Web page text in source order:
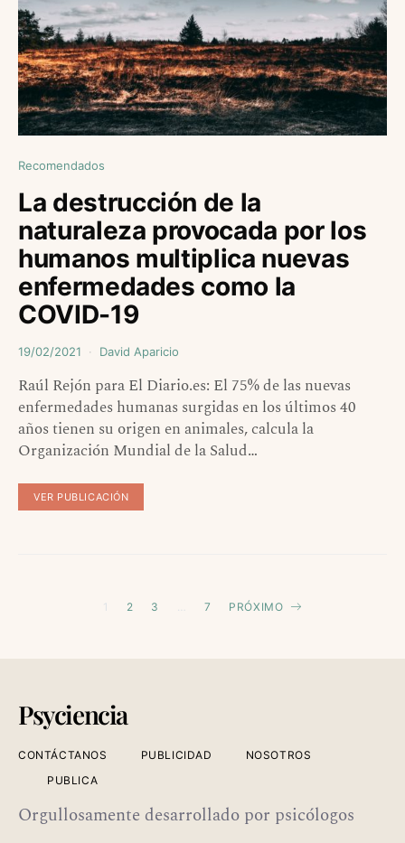
Recomendados
La destrucción de la
naturaleza provocada por los
humanos multiplica nuevas
enfermedades como la
COVID-19
19/02/2021 David Aparicio
Raúl Rejón para El Diario.es: El 75% de las nuevas
enfermedades humanas surgidas en los últimos 40
años tienen su origen en animales, calcula la
Organización Mundial de la Salud…
VER PUBLICACIÓN
Paginación
1 2 3 7 PRÓXIMO
Psyciencia
CONTÁCTANOS PUBLICIDAD
NOSOTROS
PUBLICA
Orgullosamente desarrollado por psicólogos